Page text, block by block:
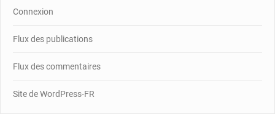
Connexion
Flux des publications
Flux des commentaires
Site de WordPress-FR